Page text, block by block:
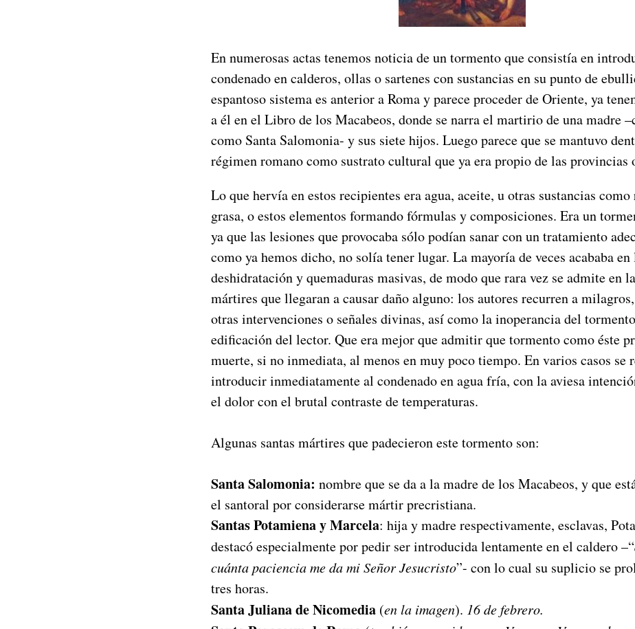
En numerosas actas tenemos noticia de un tormento que consistía en
condenado en calderos, ollas o sartenes con sustancias en su punto de
espantoso sistema es anterior a Roma y parece proceder de Oriente, ya
a él en el Libro de los Macabeos, donde se narra el martirio de una madre
como Santa Salomonia- y sus siete hijos. Luego parece que se mantuvo
régimen romano como sustrato cultural que ya era propio de las provincias
Lo que hervía en estos recipientes era agua, aceite, u otras sustancias como
grasa, o estos elementos formando fórmulas y composiciones. Era un
ya que las lesiones que provocaba sólo podían sanar con un tratamiento
como ya hemos dicho, no solía tener lugar. La mayoría de veces acababa
deshidratación y quemaduras masivas, de modo que rara vez se admite en
mártires que llegaran a causar daño alguno: los autores recurren a
otras intervenciones o señales divinas, así como la inoperancia del
edificación del lector. Que era mejor que admitir que tormento como éste
muerte, si no inmediata, al menos en muy poco tiempo. En varios casos se
introducir inmediatamente al condenado en agua fría, con la aviesa
el dolor con el brutal contraste de temperaturas.
Algunas santas mártires que padecieron este tormento son:
Santa Salomonia: nombre que se da a la madre de los Macabeos, y que
el santoral por considerarse mártir precristiana.
Santas Potamiena y Marcela: hija y madre respectivamente, esclavas,
destacó especialmente por pedir ser introducida lentamente en el caldero –“
cuánta paciencia me da mi Señor Jesucristo”- con lo cual su suplicio se
tres horas.
Santa Juliana de Nicomedia (en la imagen). 16 de febrero.